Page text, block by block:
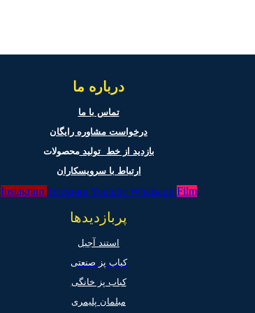
درباره ما
تماس با ما
درخواست مشاوره رایگان
بازدید از خط تولیدمحصولات
ارتباط با سرویسکاران
Instagram Telegram Youtube Whatsapp Film
پربازدیدها
استند آجیل
کباب پز صنعتی
کباب پز خانگی
مبلمان پلیمری